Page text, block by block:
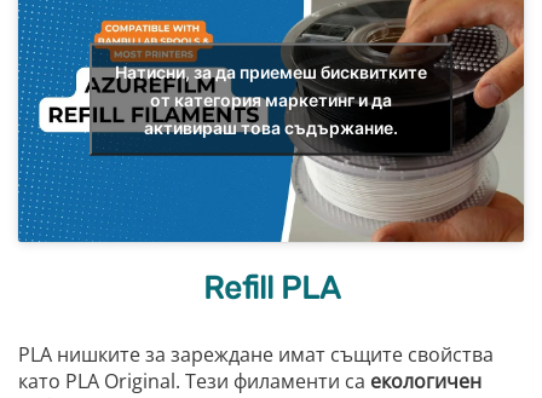
Натисни, за да приемеш бисквитките
от категория маркетинг и да
активираш това съдържание.
Refill PLA
PLA нишките за зареждане имат същите свойства
като PLA Original. Тези филаменти са екологичен